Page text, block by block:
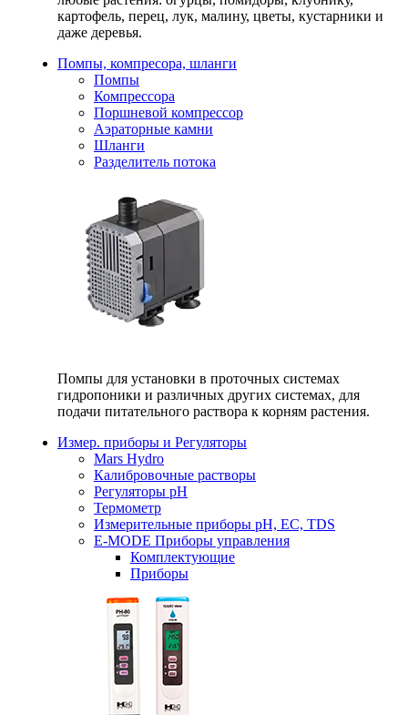
картофель, перец, лук, малину, цветы, кустарники и
даже деревья.
Помпы, компресора, шланги
Помпы
Компрессора
Поршневой компрессор
Аэраторные камни
Шланги
Разделитель потока
Помпы для установки в проточных системах
гидропоники и различных других системах, для
подачи питательного раствора к корням растения.
Измер. приборы и Регуляторы
Mars Hydro
Калибровочные растворы
Регуляторы рН
Термометр
Измерительные приборы pH, EC, TDS
E-MODE Приборы управления
Комплектующие
Приборы